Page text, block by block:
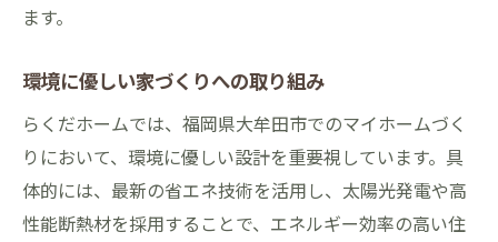
ます。
環境に優しい家づくりへの取り組み
らくだホームでは、福岡県大牟田市でのマイホームづく
りにおいて、環境に優しい設計を重要視しています。具
体的には、最新の省エネ技術を活用し、太陽光発電や高
性能断熱材を採用することで、エネルギー効率の高い住